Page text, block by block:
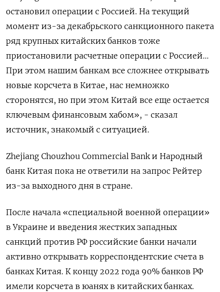
остановил операции с Россией. На текущий
момент из-за декабрьского санкционного пакета
ряд крупных китайских банков тоже
приостановили расчетные операции с Россией...
При этом нашим банкам все сложнее открывать
новые корсчета в Китае, нас немножко
сторонятся, но при этом Китай все еще остается
ключевым финансовым хабом», - сказал
источник, знакомый с ситуацией.
Zhejiang Chouzhou Commercial Bank и Народный
банк Китая пока не ответили на запрос Рейтер
из-за выходного дня в стране.
После начала «специальной военной операции»
в Украине и введения жестких западных
санкций против РФ российские банки начали
активно открывать корреспондентские счета в
банках Китая. К концу 2022 года 90% банков РФ
имели корсчета в юанях в китайских банках.